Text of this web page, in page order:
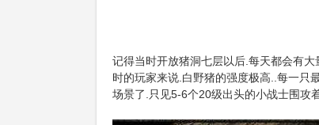
记得当时开放猪洞七层以后.每天都会有
时的玩家来说.白野猪的强度极高..每一只
场景了.只见5-6个20级出头的小战士围攻